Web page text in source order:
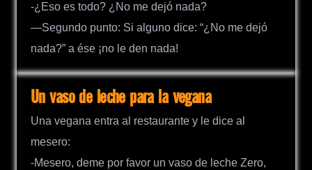
-¿Eso es todo? ¿No me dejó nada?
—Segundo punto: Si alguno dice: “¿No me dejó
nada?” a ése ¡no le den nada!
Un vaso de leche para la vegana
Una vegana entra al restaurante y le dice al
mesero:
-Mesero, deme por favor un vaso de leche Zero,